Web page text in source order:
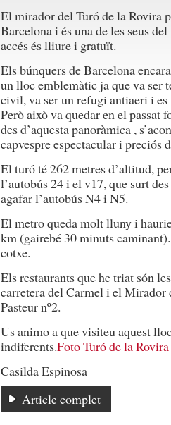
El mirador del Turó de la Rovira
Barcelona i és una de les seus
accés és lliure i gratuït.
Els búnquers de Barcelona
un lloc emblemàtic ja que va ser
civil, va ser un refugi antiaeri i
Però això va quedar en el passat
des d’aquesta panoràmica ,
capvespre espectacular i preciós
El turó té 262 metres d’altitud,
l’autobús 24 i el v17, que surt
agafar l’autobús N4 i N5.
El metro queda molt lluny i
km (gairebé 30 minuts
cotxe.
Els restaurants que he triat són
carretera del Carmel i el Mirador
Pasteur nº2.
Us animo a que visiteu aquest
indiferents.Foto Turó de la Rovira
Casilda Espinosa
Article complet